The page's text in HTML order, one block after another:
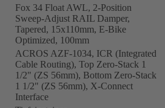
Fox 34 Float AWL, 2-Position
Sweep-Adjust RAIL Damper,
Tapered, 15x110mm, E-Bike
Optimized, 100mm
ACROS AZF-1034, ICR (Integrated
Cable Routing), Top Zero-Stack 1
1/2" (ZS 56mm), Bottom Zero-Stack
1 1/2" (ZS 56mm), X-Connect
Interface